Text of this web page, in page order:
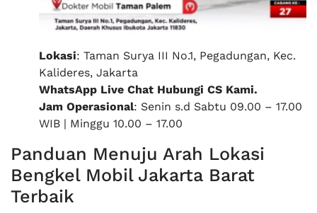
Lokasi: Taman Surya III No.1, Pegadungan, Kec.
Kalideres, Jakarta
WhatsApp Live Chat Hubungi CS Kami.
Jam Operasional: Senin s.d Sabtu 09.00 – 17.00
WIB | Minggu 10.00 – 17.00
Panduan Menuju Arah Lokasi
Bengkel Mobil Jakarta Barat
Terbaik